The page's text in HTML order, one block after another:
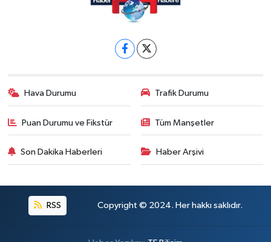
Hava Durumu Trafik Durumu
Puan Durumu ve Fikstür Tüm Manşetler
Son Dakika Haberleri Haber Arşivi
RSS Copyright © 2024. Her hakkı saklıdır.